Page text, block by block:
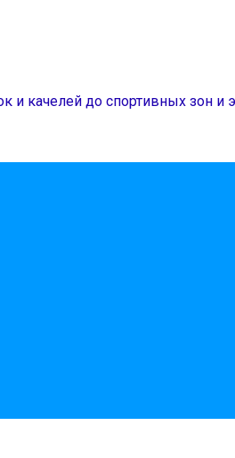
и качелей до спортивных зон и